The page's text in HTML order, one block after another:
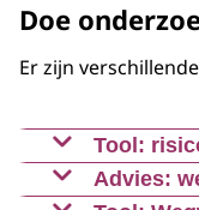
Doe
Er zijn
Tool:
Advies: